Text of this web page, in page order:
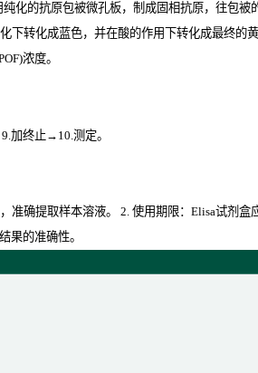
纯化的抗原包被微孔板，制成固相抗原，往包被
下转化成蓝色，并在酸的作用下转化成最终的
浓度。
终止→10.测定。
准确提取样本溶液。 2. 使用期限：Elisa试剂
果的准确性。